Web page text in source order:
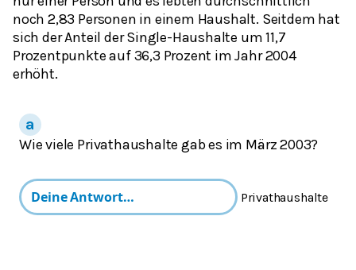
noch 2,83 Personen in einem Haushalt. Seitdem hat
sich der Anteil der Single-Haushalte um 11,7
Prozentpunkte auf 36,3 Prozent im Jahr 2004
erhöht.
Wie viele Privathaushalte gab es im März 2003?
Privathaushalte